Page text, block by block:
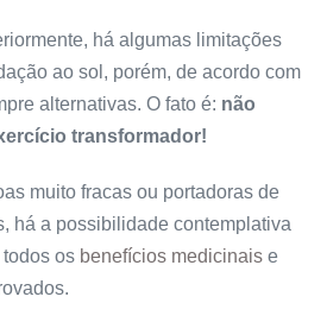
há algumas limitações
ao sol, porém, de acordo com
alternativas. O fato é: não
transformador!
muito fracas ou portadoras de
há a possibilidade contemplativa
os benefícios medicinais e